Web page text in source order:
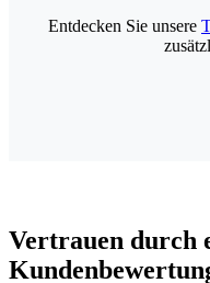
Entdecken Sie unsere
Vertrauen durch